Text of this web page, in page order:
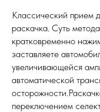
Классический прием
раскачка. Суть
кратковременно
заставляете
увеличивающейся
автоматической
переключением